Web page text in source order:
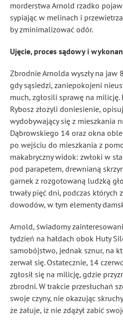
morderstwa Arnold rzadko
sypiając w melinach i
by zminimalizować odór.
Ujęcie, proces sądowy i
Zbrodnie Arnolda wyszły na jaw
gdy sąsiedzi, zaniepokojeni
much, zgłosili sprawę na milicję.
Rybosz złożyli doniesienie,
wydobywający się z mieszkania
Dąbrowskiego 14 oraz okna
po wejściu do mieszkania z
makabryczny widok: zwłoki w
pod parapetem, drewnianą
garnek z rozgotowaną ludzką
trwały pięć dni, podczas których
dowodów, w tym elementy
Arnold, świadomy
tydzień na hałdach obok Huty
samobójstwo, jednak sznur, na
zerwał się. Ostatecznie, 14
zgłosił się na milicję, gdzie
zbrodni. W trakcie przesłuchań
swoje czyny, nie okazując
że żałuje, iż nie zdążył zabić